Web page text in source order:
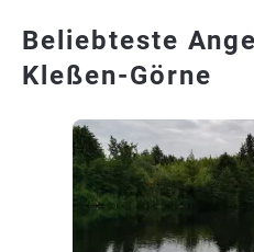
Beliebteste
Kleßen-Görne